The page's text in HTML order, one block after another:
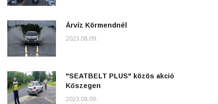
Árvíz Körmendnél
2023.08.09.
"SEATBELT PLUS" közös akció
Kőszegen
2023.08.09.